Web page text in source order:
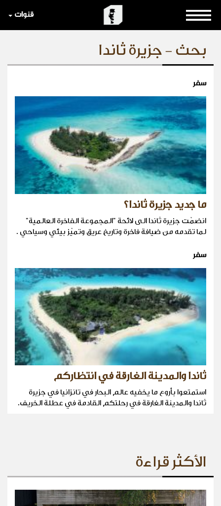
قنوات
بحث - جزيرة ثاندا
سفر
ما جديد جزيرة ثاندا؟
انضمّت جزيرة ثاندا الى لائحة "المجموعة الفاخرة العالمية"
لما تقدمه من ضيافة فاخرة وتاريخ عريق وتميّز بيئي وسياحي .
سفر
ثاندا والمدينة الغارقة في انتظاركم
استمتعوا بأروع ما يخفيه عالم البحار في تانزانيا في جزيرة
ثاندا والمدينة الغارقة في رحلتكم القادمة في عطلة الخريف.
الأكثر قراءة